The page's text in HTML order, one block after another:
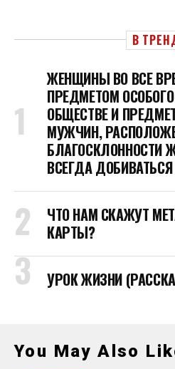
В
ЖЕНЩИНЫ ВО ВСЕ
ПРЕДМЕТОМ
ОБЩЕСТВЕ И
МУЖЧИН,
БЛАГОСКЛОННОСТИ
ВСЕГДА ДОБИВАТЬСЯ
ЧТО НАМ СКАЖУТ
КАРТЫ?
УРОК ЖИЗНИ
You May Also